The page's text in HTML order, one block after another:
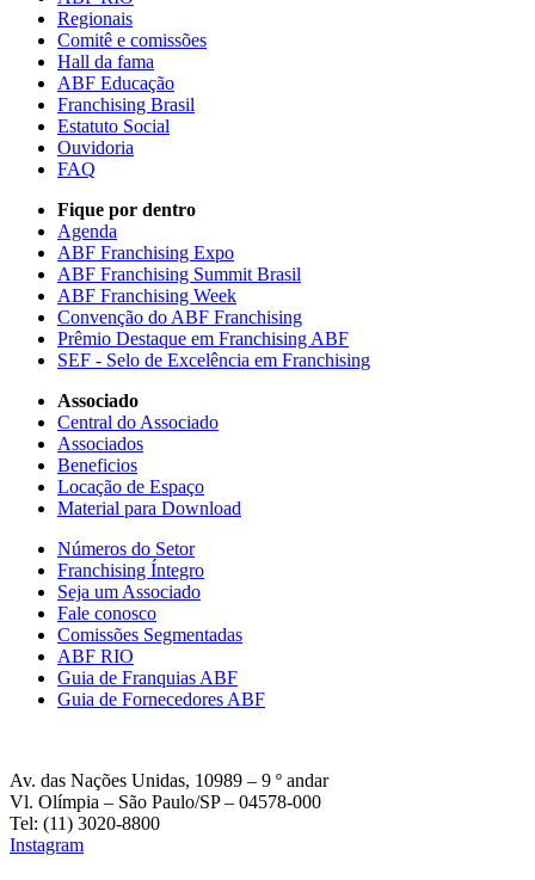
Regionais
Comitê e comissões
Hall da fama
ABF Educação
Franchising Brasil
Estatuto Social
Ouvidoria
FAQ
Fique por dentro
Agenda
ABF Franchising Expo
ABF Franchising Summit Brasil
ABF Franchising Week
Convenção do ABF Franchising
Prêmio Destaque em Franchising ABF
SEF - Selo de Excelência em Franchising
Associado
Central do Associado
Associados
Beneficios
Locação de Espaço
Material para Download
Números do Setor
Franchising Íntegro
Seja um Associado
Fale conosco
Comissões Segmentadas
ABF RIO
Guia de Franquias ABF
Guia de Fornecedores ABF
Av. das Nações Unidas, 10989 – 9 º andar
Vl. Olímpia – São Paulo/SP – 04578-000
Tel: (11) 3020-8800
Instagram